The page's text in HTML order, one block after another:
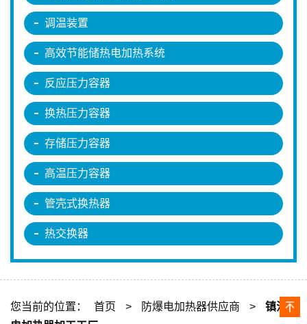
调温装置
高效节能储热电加热系统
反应压力容器
换热压力容器
存储压力容器
高温压力容器
管壳式换热器
热交换器
您当前的位置： 首页 > 防爆电加热器供应商 >
镇江